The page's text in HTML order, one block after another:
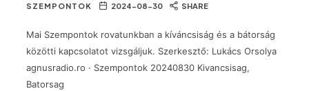
SZEMPONTOK 2024-08-30 SHARE
Mai Szempontok rovatunkban a kíváncsiság és a bátorság
közötti kapcsolatot vizsgáljuk. Szerkesztő: Lukács Orsolya
agnusradio.ro · Szempontok 20240830 Kivancsisag,
Batorsag